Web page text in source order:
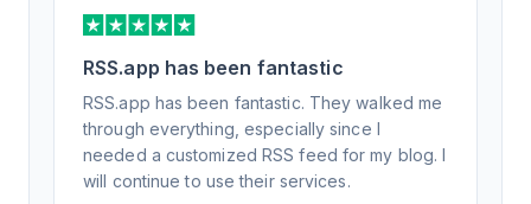
RSS.app has been fantastic
RSS.app has been fantastic. They walked me
through everything, especially since I
needed a customized RSS feed for my blog. I
will continue to use their services.